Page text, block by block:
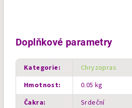
Doplňkové parametry
Kategorie:
Chryzopras
Hmotnost:
0.05 kg
Čakra:
Srdeční